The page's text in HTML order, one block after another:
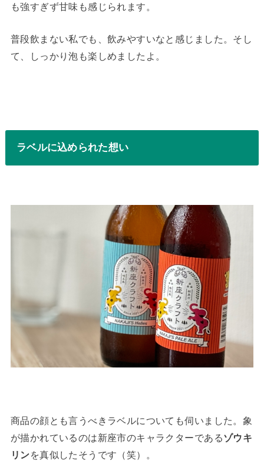
も強すぎず甘味も感じられます。
普段飲まない私でも、飲みやすいなと感じました。そし
て、しっかり泡も楽しめましたよ。
ラベルに込められた想い
商品の顔とも言うべきラベルについても伺いました。象
が描かれているのは新座市のキャラクターであるゾウキ
リンを真似したそうです（笑）。